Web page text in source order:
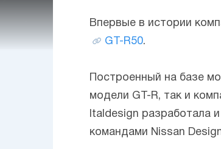
Впервые в истории
GT-R50.
Построенный на базе
модели GT-R, так и
Italdesign разработала
командами Nissan